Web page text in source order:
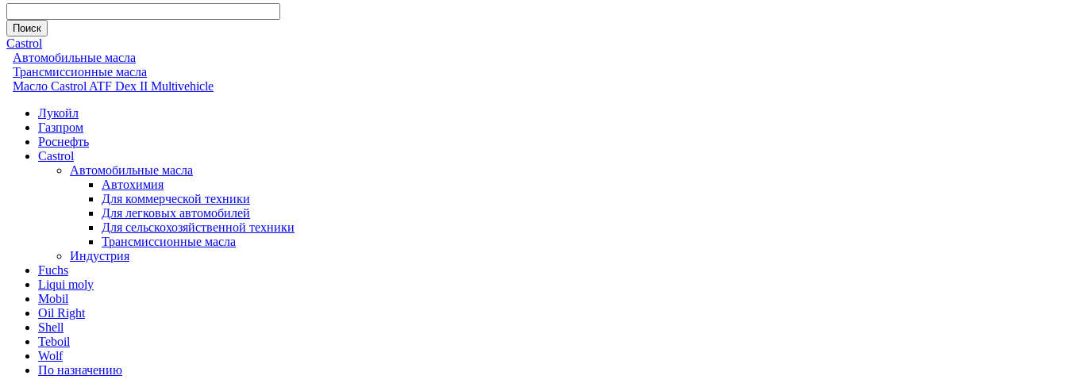
Castrol
Автомобильные масла
Трансмиссионные масла
Масло Castrol ATF Dex II Multivehicle
Лукойл
Газпром
Роснефть
Castrol
Автомобильные масла
Автохимия
Для коммерческой техники
Для легковых автомобилей
Для сельскохозяйственной техники
Трансмиссионные масла
Индустрия
Fuchs
Liqui moly
Mobil
Oil Right
Shell
Teboil
Wolf
По назначению